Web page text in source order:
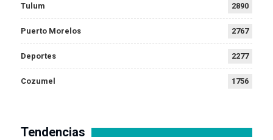
Tulum 2890
Puerto Morelos 2767
Deportes 2277
Cozumel 1756
Tendencias